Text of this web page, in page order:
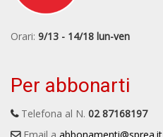
Orari: 9/13 - 14/18 lun-ven
Per abbonarti
Telefona al N. 02 87168197